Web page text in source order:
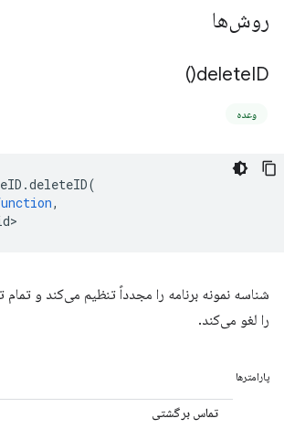
روش‌ها
deleteID(
)
وعده
.deleteID(
,
شناسه نمونه برنامه را مجدداً تنظیم می‌کند و تمام
را لغو می‌کند.
پارامترها
تماس برگشتی